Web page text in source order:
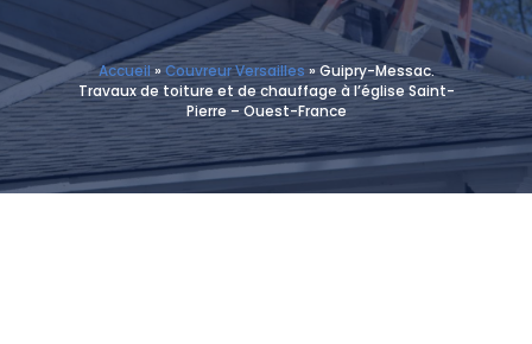
Accueil » Couvreur Versailles »Guipry-Messac.
Travaux de toiture et de chauffage à l’église Saint-
Pierre – Ouest-France